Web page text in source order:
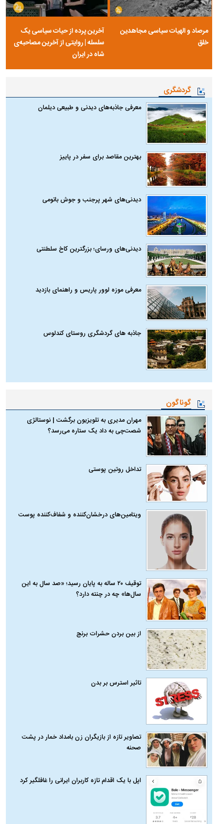
مرصاد و الهیات سیاسی مجاهدین
خلق
آخرین پرده از حیات سیاسی یک
سلسله | روایتی از آخرین مصاحبه‌ی
شاه در ایران
گردشگری
معرفی جاذبه‌های دیدنی و طبیعی دیلمان
بهترین مقاصد برای سفر در پاییز
دیدنی‌های شهر پرجنب و جوش باتومی
دیدنی‌های ورسای؛ بزرگترین کاخ سلطنتی
معرفی موزه لوور پاریس و راهنمای بازدید
جاذبه های گردشگری روستای کندلوس
گوناگون
مهران مدیری به تلویزیون برگشت | نوستالژی
شصت‌چی به داد یک ستاره می‌رسد؟
تداخل روتین پوستی
ویتامین‌های درخشان‌کننده و شفاف‌کننده پوست
توقیف ۲۰ ساله به پایان رسید؛ «صد سال به این
سال‌ها» چه در چنته دارد؟
از بین بردن حشرات برنج
تاثیر استرس بر بدن
تصاویر تازه از بازیگران زن بامداد خمار در پشت
صحنه
اپل با یک اقدام تازه کاربران ایرانی را غافلگیر کرد